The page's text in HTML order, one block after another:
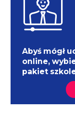
Abyś mógł
online,
pakiet